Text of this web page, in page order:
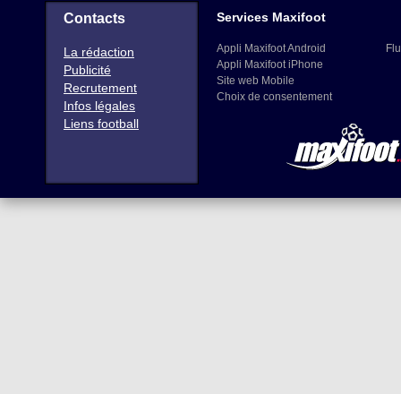
Contacts
La rédaction
Publicité
Recrutement
Infos légales
Liens football
Services Maxifoot
Appli Maxifoot Android
Appli Maxifoot iPhone
Site web Mobile
Choix de consentement